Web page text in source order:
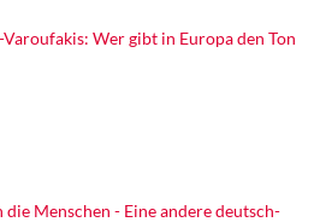
Wer gibt in Europa den Ton
Menschen - Eine andere deutsch-